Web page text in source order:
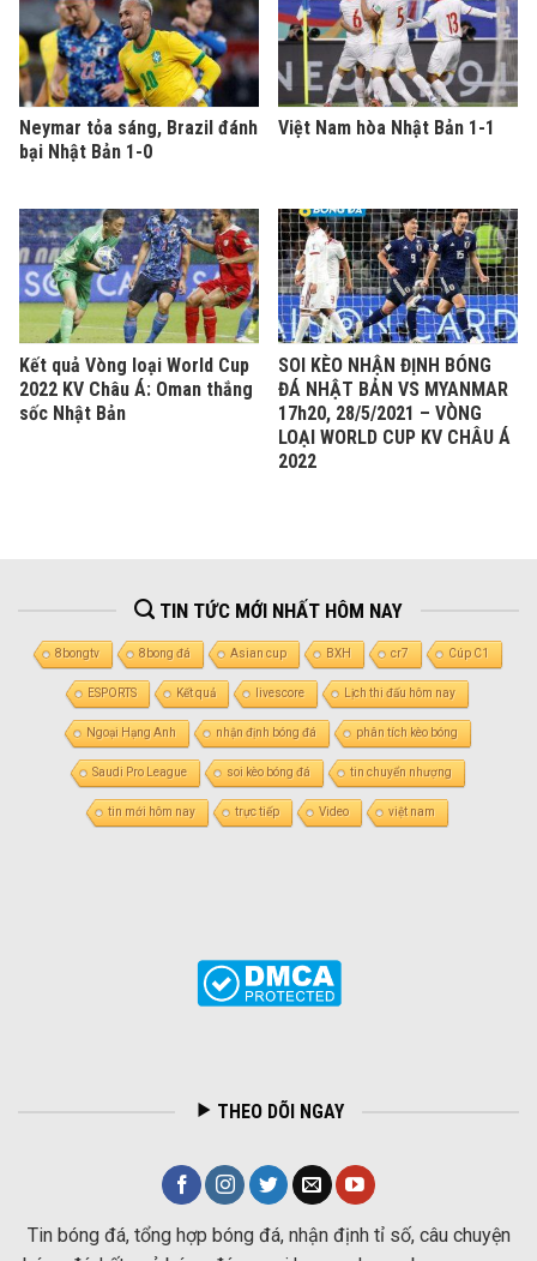
Neymar tỏa sáng, Brazil đánh
bại Nhật Bản 1-0
Việt Nam hòa Nhật Bản 1-1
Kết quả Vòng loại World Cup
2022 KV Châu Á: Oman thắng
sốc Nhật Bản
SOI KÈO NHẬN ĐỊNH BÓNG
ĐÁ NHẬT BẢN VS MYANMAR
17h20, 28/5/2021 – VÒNG
LOẠI WORLD CUP KV CHÂU Á
2022
TIN TỨC MỚI NHẤT HÔM NAY
8bongtv 8bong đá Asian cup BXH cr7 Cúp C1
ESPORTS Kết quả livescore Lịch thi đấu hôm nay
Ngoại Hạng Anh nhận định bóng đá phân tích kèo bóng
Saudi Pro League soi kèo bóng đá tin chuyển nhượng
tin mới hôm nay trực tiếp Video việt nam
THEO DÕI NGAY
Tin bóng đá, tổng hợp bóng đá, nhận định tỉ số, câu chuyện